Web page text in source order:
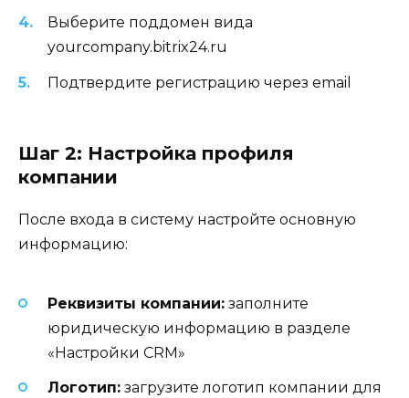
Выберите поддомен вида
yourcompany.bitrix24.ru
Подтвердите регистрацию через email
Шаг 2: Настройка профиля
компании
После входа в систему настройте основную
информацию:
Реквизиты компании: заполните
юридическую информацию в разделе
«Настройки CRM»
Логотип: загрузите логотип компании для